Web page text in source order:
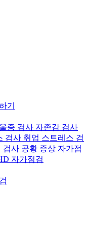
기
증 검사 자존감 검사
검사 취업 스트레스 검
검사 공황 증상 자가점
자가점검